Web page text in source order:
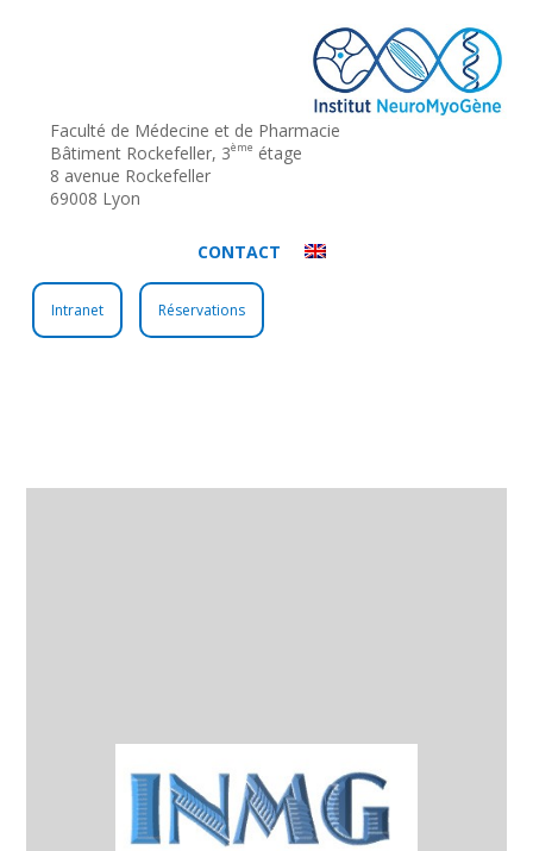
Faculté de Médecine et de Pharmacie
Bâtiment Rockefeller, 3ème étage
8 avenue Rockefeller
69008 Lyon
CONTACT
Intranet Réservations